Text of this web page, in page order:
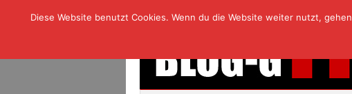
Diese Website benutzt Cookies. Wenn du die Website weiter nutzt,